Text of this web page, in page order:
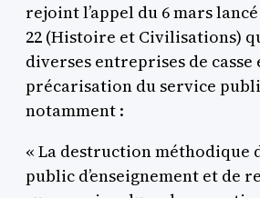
rejoint l’appel du 6 mars
22 (Histoire et Civilisations)
diverses entreprises de casse
précarisation du service
notamment :
« La destruction méthodique
public d’enseignement et de